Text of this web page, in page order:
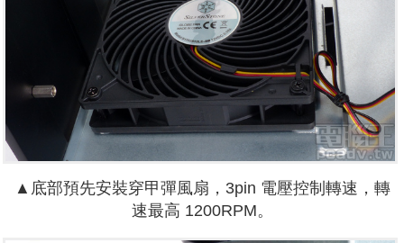
▲底部預先安裝穿甲彈風扇，3pin 電壓控制轉速，轉
速最高 1200RPM。